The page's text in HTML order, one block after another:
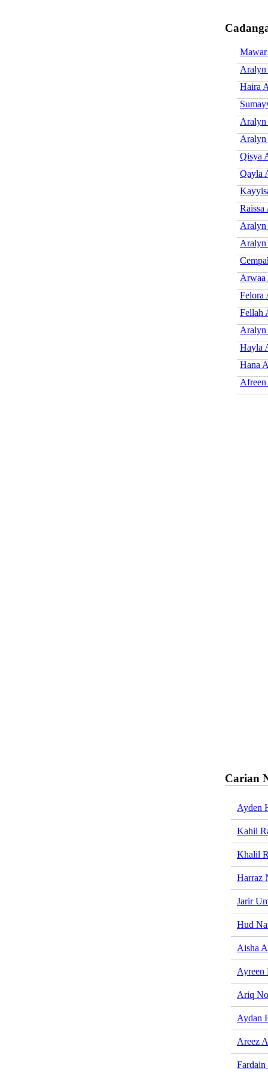
Aralyn
Haira
Aralyn
Aralyn
Qisya
Qayla
Raissa
Aralyn
Aralyn
Arwaa
Felora
Fellah
Aralyn
Hayla
Hana
Carian
Ayden
Kahil
Khalil
Harraz
Jarir
Hud
Aisha
Ayreen
Ariq
Aydan
Areez
Fardain